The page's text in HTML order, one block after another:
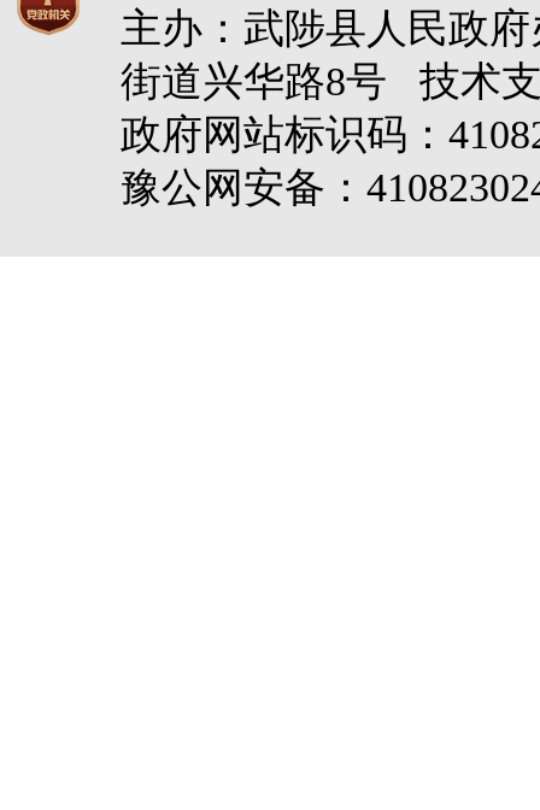
主办：武陟县人民政
街道兴华路8号 技术
政府网站标识码：
豫公网安备：